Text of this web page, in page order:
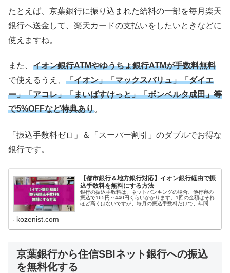
たとえば、京葉銀行に振り込まれた給料の一部を毎月楽天
銀行へ送金して、楽天カードの支払いをしたいときなどに
使えますね。
また、 イオン銀行ATMやゆうちょ銀行ATMが手数料無料
で使えるうえ、 「イオン」「マックスバリュ」「ダイエ
ー」「アコレ」「まいばすけっと」「ボンベルタ成田」等
で5%OFFなど特典あり。
「振込手数料ゼロ」＆「スーパー割引」のダブルでお得な
銀行です。
【都市銀行＆地方銀行対応】イオン銀行経由で振
込手数料を無料にする方法
銀行の振込手数料は、ネットバンキングの場合、他行宛の
振込で165円～440円くらいかかります。1回の金額はそれ
ほど高くはないですが、毎月の振込手数料だけで、年間
kozenist.com
京葉銀行から住信SBIネット銀行への振込
を無料化する